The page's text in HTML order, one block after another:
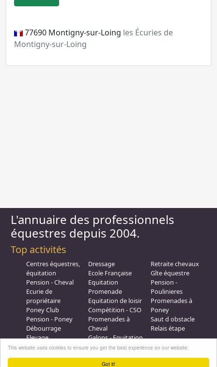
Got it!
This website uses cookies to ensure you get the best experience on our website.
77690 Montigny-sur-Loing les Écuries de
Montigny-sur-Loing
L'annuaire des professionnels
équestres depuis 2004.
Top activités
Centres équestres,
équitation
Pension - Cheval
Ecurie de
propriétaire
Poney Club
Pension - Poney
Débourrage
Elevage
Dressage
Ecole Française
Equitation
Promenade
Equitation de loisir
Compétition - CSO
Promenades à
Cheval
Galops - Equitation
Retraite chevaux
Gîte équestre
Pension -
Poulinieres
Promenades à
Poney
Saut d obstacle
Relais étape
Plus d'infos
Professionnel équestre, Inscrivez-vous !